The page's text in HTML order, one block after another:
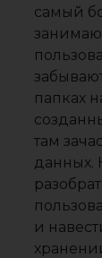
самый
папках
там
данных.
и